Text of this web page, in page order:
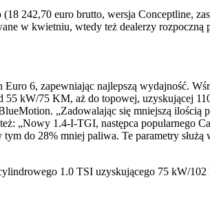
242,70 euro brutto, wersja Conceptline,
w kwietniu, wtedy też dealerzy rozpoczną
6, zapewniając najlepszą wydajność.
55 kW/75 KM, aż do topowej, uzyskującej
„Zadowalając się mniejszą
„Nowy 1.4-I-TGI, następca popularnego
do 28% mniej paliwa. Te parametry
1.0 TSI uzyskującego 75 kW/